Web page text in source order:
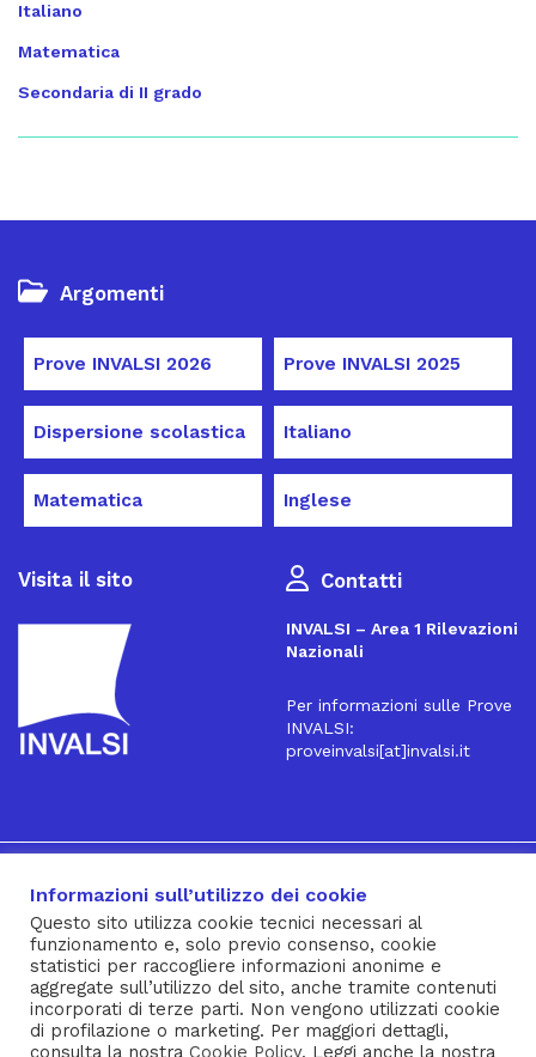
Italiano
Matematica
Secondaria di II grado
Argomenti
Prove INVALSI 2026 Prove INVALSI 2025
Dispersione scolastica Italiano
Matematica Inglese
Visita il sito Contatti
INVALSI – Area 1 Rilevazioni
Nazionali
Per informazioni sulle Prove
INVALSI:
proveinvalsi[at]invalsi.it
Iscriviti alla Newsletter
® INVALSI – Via Ippolito Nievo, 35 – 00153 ROMA – tel. 06
941851 – fax 06 94185215 – c.f. 92000450582
Privacy Policy– Cookie Policy –Note Legali–Social Media
Informazioni sull’utilizzo dei cookie
Questo sito utilizza cookie tecnici necessari al
funzionamento e, solo previo consenso, cookie
statistici per raccogliere informazioni anonime e
aggregate sull’utilizzo del sito, anche tramite contenuti
incorporati di terze parti. Non vengono utilizzati cookie
di profilazione o marketing. Per maggiori dettagli,
consulta la nostra Cookie Policy. Leggi anche la nostra